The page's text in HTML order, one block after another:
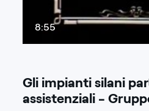
8:55
Gli impianti silani
assistenziali -